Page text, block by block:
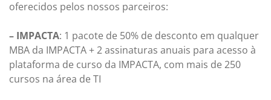
oferecidos pelos nossos parceiros:
– IMPACTA: 1 pacote de 50% de desconto em qualquer
MBA da IMPACTA + 2 assinaturas anuais para acesso à
plataforma de curso da IMPACTA, com mais de 250
cursos na área de TI